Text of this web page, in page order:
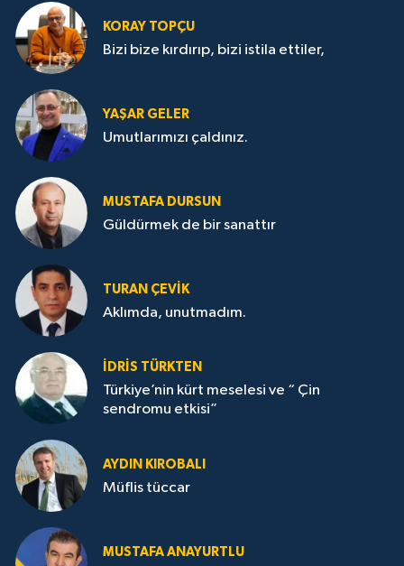
KORAY TOPÇU
Bizi bize kırdırıp, bizi istila ettiler,
YAŞAR GELER
Umutlarımızı çaldınız.
MUSTAFA DURSUN
Güldürmek de bir sanattır
TURAN ÇEVİK
Aklımda, unutmadım.
İDRİS TÜRKTEN
Türkiye’nin kürt meselesi ve “ Çin
sendromu etkisi”
AYDIN KIROBALI
Müflis tüccar
MUSTAFA ANAYURTLU